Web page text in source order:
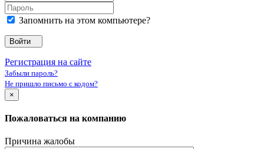
Запомнить на этом компьютере?
Войти
Регистрация на сайте
Забыли пароль?
Не пришло письмо с кодом?
×
Пожаловаться на компанию
Причина жалобы